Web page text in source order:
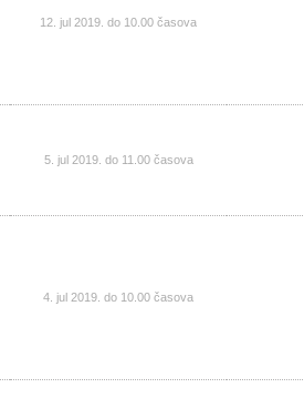
12. jul 2019. do 10.00 časova
5. jul 2019. do 11.00 časova
4. jul 2019. do 10.00 časova